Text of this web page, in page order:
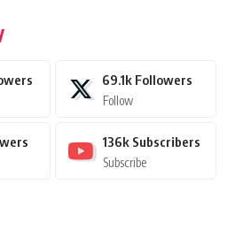
69.1k Followers
Follow
136k Subscribers
Subscribe